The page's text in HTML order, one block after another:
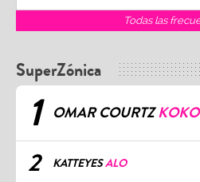
Todas las
SuperZónica
1 OMAR COURTZKOKO
2 KATTEYESALO